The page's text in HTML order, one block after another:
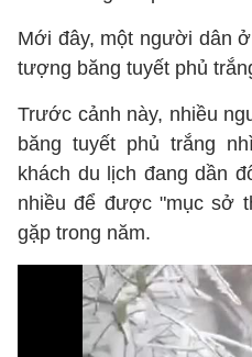
Mới đây, một người dân
tượng băng tuyết phủ
Trước cảnh này, nhiều
băng tuyết phủ trắng
khách du lịch đang dần
nhiều để được "mục sở
gặp trong năm.